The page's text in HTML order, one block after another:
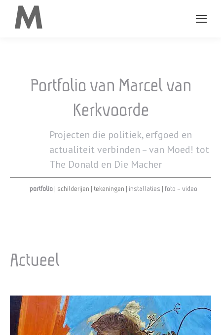
Portfolio van Marcel van
Kerkvoorde
Projecten die politiek, erfgoed en
actualiteit verbinden – van Moed! tot
The Donald en Die Macher
portfolio | schilderijen | tekeningen | installaties | foto – video
Actueel